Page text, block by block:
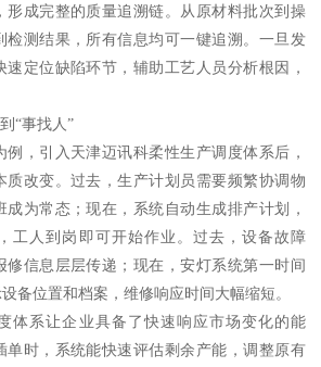
形成完整的质量追溯链。从原材料批次到操
检测结果，所有信息均可一键追溯。一旦发
定位缺陷环节，辅助工艺人员分析根因，
“事找人”
例，引入天津迈讯科柔性生产调度体系后，
质改变。过去，生产计划员需要频繁协调物
为常态；现在，系统自动生成排产计划，
工人到岗即可开始作业。过去，设备故障
修信息层层传递；现在，安灯系统第一时间
备位置和档案，维修响应时间大幅缩短。
体系让企业具备了快速响应市场变化的能
单时，系统能快速评估剩余产能，调整原有